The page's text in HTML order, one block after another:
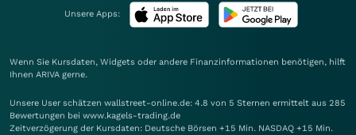
Unsere Apps:
Wenn Sie Kursdaten, Widgets oder andere Finanzinformationen benötigen, hilft
Ihnen ARIVA gerne.
Unsere User schätzen wallstreet-online.de: 4.8 von 5 Sternen ermittelt aus 285
Bewertungen bei www.kagels-trading.de
Zeitverzögerung der Kursdaten: Deutsche Börsen +15 Min. NASDAQ +15 Min.